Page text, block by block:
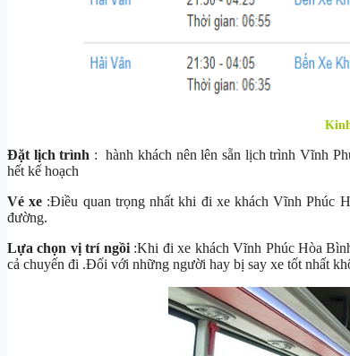
Đặt lịch trình : hành khách nên lên sẵn lịch trình Vĩnh
hết kế hoạch
Vé xe :Điều quan trọng nhất khi đi xe khách Vĩnh Phúc
đường.
Lựa chọn vị trí ngồi:Khi đi xe khách Vĩnh Phúc Hòa
cả chuyến đi .Đối với những người hay bị say xe tốt nhất